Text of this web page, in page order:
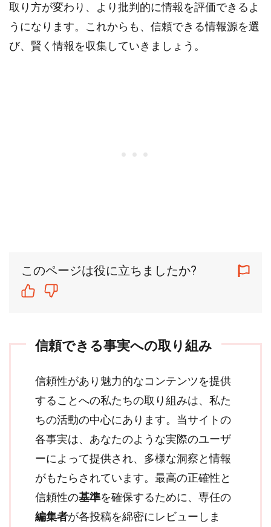
取り方が変わり、より批判的に情報を評価できるよ
うになります。これからも、信頼できる情報源を選
び、賢く情報を収集していきましょう。
このページは役に立ちましたか?
信頼できる事実への取り組み
信頼性があり魅力的なコンテンツを提供
することへの私たちの取り組みは、私た
ちの活動の中心にあります。当サイトの
各事実は、あなたのような実際のユーザ
ーによって提供され、多様な洞察と情報
がもたらされています。最高の正確性と
信頼性の基準を確保するために、専任の
編集者が各投稿を綿密にレビューしま